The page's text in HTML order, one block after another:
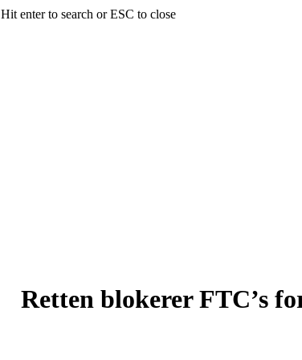
Hit enter to search or ESC to close
Retten blokerer FTC’s